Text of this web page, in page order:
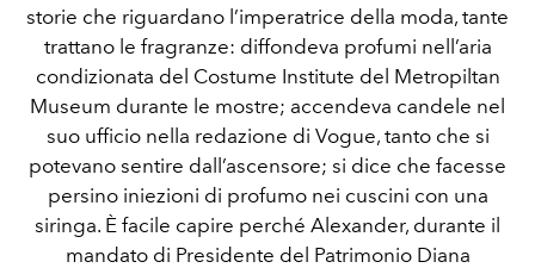
storie che riguardano l’imperatrice della moda, tante
trattano le fragranze: diffondeva profumi nell’aria
condizionata del Costume Institute del Metropiltan
Museum durante le mostre; accendeva candele nel
suo ufficio nella redazione di Vogue, tanto che si
potevano sentire dall’ascensore; si dice che facesse
persino iniezioni di profumo nei cuscini con una
siringa. È facile capire perché Alexander, durante il
mandato di Presidente del Patrimonio Diana